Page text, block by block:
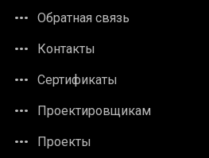
Обратная связь
Контакты
Сертификаты
Проектировщикам
Проекты